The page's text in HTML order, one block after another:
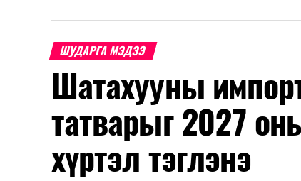
ШУДАРГА МЭДЭЭ
Шатахууны
татварыг 2027
хүртэл тэглэнэ